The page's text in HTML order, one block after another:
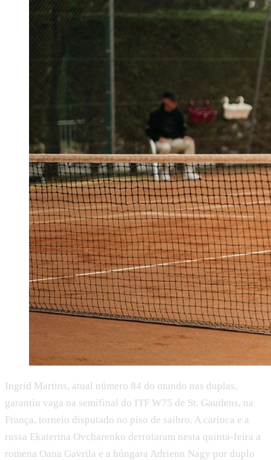
Ingrid Martins, atual número 84 do mundo nas duplas,
garantiu vaga na semifinal do ITF W75 de St. Gaudens, na
França, torneio disputado no piso de saibro. A carioca e a
russa Ekaterina Ovcharenko derrotaram nesta quinta-feira a
romena Oana Gavrila e a húngara Adrienn Nagy por duplo